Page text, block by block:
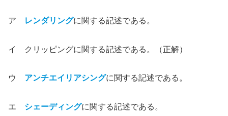
ア レンダリングに関する記述である。
イ クリッピングに関する記述である。（正解）
ウ アンチエイリアシングに関する記述である。
エ シェーディングに関する記述である。